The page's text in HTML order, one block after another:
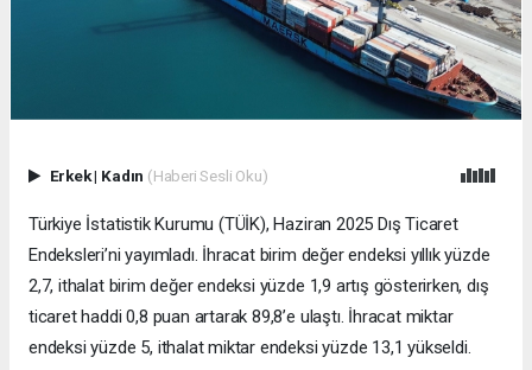
Erkek| Kadın (Haberi Sesli Oku)
Türkiye İstatistik Kurumu (TÜİK), Haziran 2025 Dış Ticaret
Endeksleri’ni yayımladı. İhracat birim değer endeksi yıllık yüzde
2,7, ithalat birim değer endeksi yüzde 1,9 artış gösterirken, dış
ticaret haddi 0,8 puan artarak 89,8’e ulaştı. İhracat miktar
endeksi yüzde 5, ithalat miktar endeksi yüzde 13,1 yükseldi.